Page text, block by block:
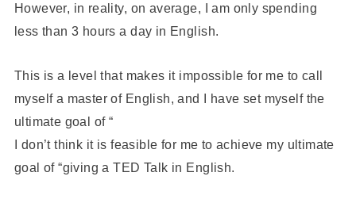
However, in reality, on average, I am only spending
less than 3 hours a day in English.
This is a level that makes it impossible for me to call
myself a master of English, and I have set myself the
ultimate goal of “
I don’t think it is feasible for me to achieve my ultimate
goal of “giving a TED Talk in English.